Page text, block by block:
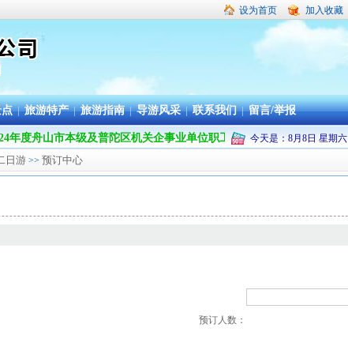
设为首页 加入收藏
| 旅游特产 | 旅游指南 | 导游风采 | 联系我们 | 留言/举报
年度舟山市本级及普陀区机关企事业单位职工疗休养承办旅行社
今天是： 8月 8日 星期六
日游 >> 预订中心
预订人数：